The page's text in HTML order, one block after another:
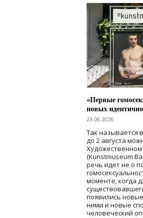
«Первые
новых
23.06.2026
Так называется
до 2 августа
(Kunstmuseum
речь идет не о
моменте, когда
появились
ними и новые
человеческий